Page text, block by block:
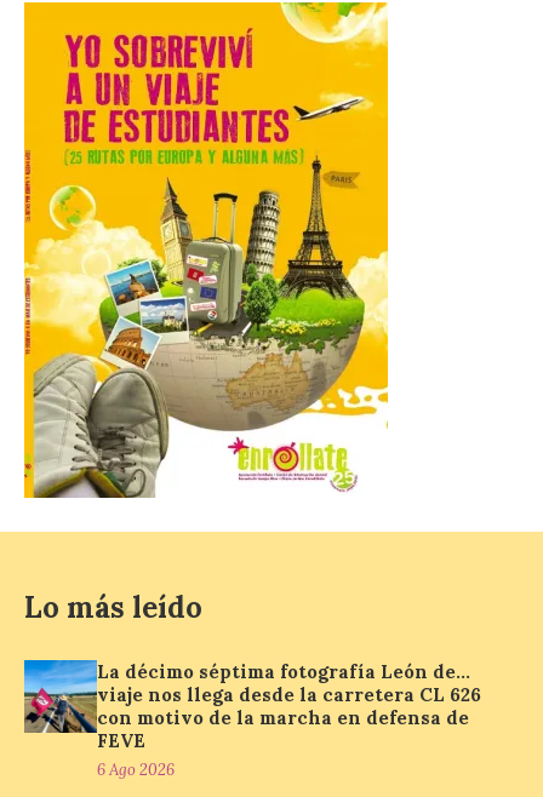
La novena campaña
arqueológica centrará sus
trabajos en el estudio de la
organización urbana y la
vida cotidiana del poblado
y contará con la participación de
estudiantes del grado en Historia. La
excavación se complementará con
actividades de divulgación abiertas […]
El Mercado Medieval abre
sus puertas en La Bañeza
con más de 60 puestos y
un amplio programa de
animación.
6 Ago 2026
incorpora un amplio
calendario de actividades
Bañeza inauguró en la tarde de este
martes 4 de agosto una nueva edición de
su tradicional Mercado Medieval, que
hasta el próximo 6 […]
Lo más leído
La décimo séptima fotografía León de…
viaje nos llega desde la carretera CL 626
con motivo de la marcha en defensa de
FEVE
6 Ago 2026